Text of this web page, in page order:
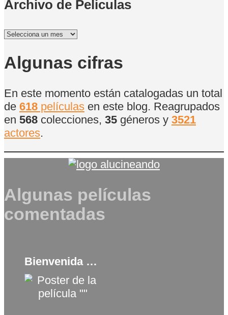
Archivo de Películas
Archivo
Películas
Algunas cifras
En este momento están catalogadas un total
de 618 películas en este blog. Reagrupados
en 568 colecciones, 35 géneros y 3521
actores.
Algunas películas
comentadas
Bienvenida a Montparnasse (2017)